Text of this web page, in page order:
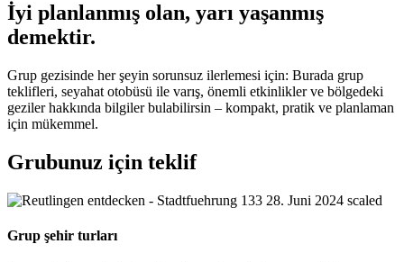
İyi planlanmış olan, yarı yaşanmış
demektir.
Grup gezisinde her şeyin sorunsuz ilerlemesi için: Burada grup
teklifleri, seyahat otobüsü ile varış, önemli etkinlikler ve bölgedeki
geziler hakkında bilgiler bulabilirsin – kompakt, pratik ve planlaman
için mükemmel.
Grubunuz için teklif
Grup şehir turları